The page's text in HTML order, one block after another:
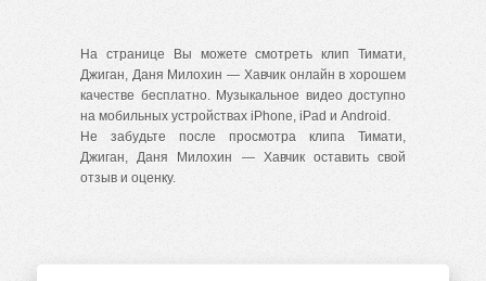
На странице Вы можете смотреть клип Тимати,
Джиган, Даня Милохин — Хавчик онлайн в хорошем
качестве бесплатно. Музыкальное видео доступно
на мобильных устройствах iPhone, iPad и Android.
Не забудьте после просмотра клипа Тимати,
Джиган, Даня Милохин — Хавчик оставить свой
отзыв и оценку.